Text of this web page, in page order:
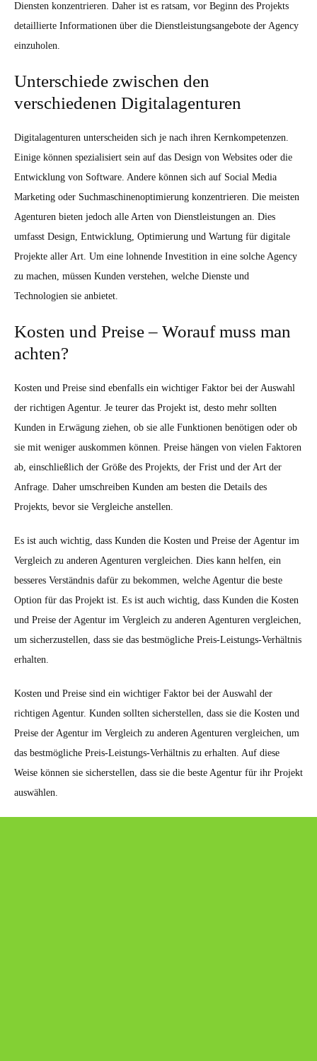
Diensten konzentrieren. Daher ist es ratsam, vor Beginn des Projekts
detaillierte Informationen über die Dienstleistungsangebote der Agency
einzuholen.
Unterschiede zwischen den
verschiedenen Digitalagenturen
Digitalagenturen unterscheiden sich je nach ihren Kernkompetenzen.
Einige können spezialisiert sein auf das Design von Websites oder die
Entwicklung von Software. Andere können sich auf Social Media
Marketing oder Suchmaschinenoptimierung konzentrieren. Die meisten
Agenturen bieten jedoch alle Arten von Dienstleistungen an. Dies
umfasst Design, Entwicklung, Optimierung und Wartung für digitale
Projekte aller Art. Um eine lohnende Investition in eine solche Agency
zu machen, müssen Kunden verstehen, welche Dienste und
Technologien sie anbietet.
Kosten und Preise – Worauf muss man
achten?
Kosten und Preise sind ebenfalls ein wichtiger Faktor bei der Auswahl
der richtigen Agentur. Je teurer das Projekt ist, desto mehr sollten
Kunden in Erwägung ziehen, ob sie alle Funktionen benötigen oder ob
sie mit weniger auskommen können. Preise hängen von vielen Faktoren
ab, einschließlich der Größe des Projekts, der Frist und der Art der
Anfrage. Daher umschreiben Kunden am besten die Details des
Projekts, bevor sie Vergleiche anstellen.
Es ist auch wichtig, dass Kunden die Kosten und Preise der Agentur im
Vergleich zu anderen Agenturen vergleichen. Dies kann helfen, ein
besseres Verständnis dafür zu bekommen, welche Agentur die beste
Option für das Projekt ist. Es ist auch wichtig, dass Kunden die Kosten
und Preise der Agentur im Vergleich zu anderen Agenturen vergleichen,
um sicherzustellen, dass sie das bestmögliche Preis-Leistungs-Verhältnis
erhalten.
Kosten und Preise sind ein wichtiger Faktor bei der Auswahl der
richtigen Agentur. Kunden sollten sicherstellen, dass sie die Kosten und
Preise der Agentur im Vergleich zu anderen Agenturen vergleichen, um
das bestmögliche Preis-Leistungs-Verhältnis zu erhalten. Auf diese
Weise können sie sicherstellen, dass sie die beste Agentur für ihr Projekt
auswählen.